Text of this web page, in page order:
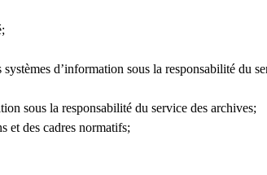
d’information sous la responsabilité du
sous la responsabilité du service des archives;
et des cadres normatifs;